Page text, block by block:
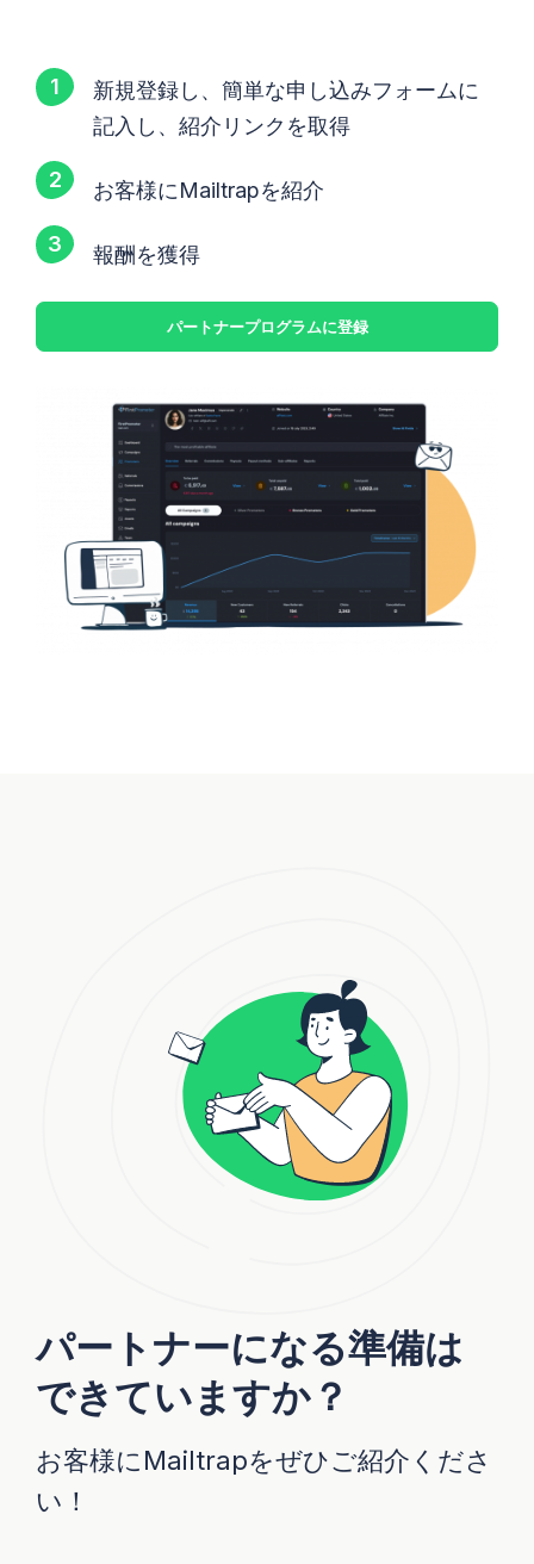
新規登録し、簡単な申し込みフォームに
記入し、紹介リンクを取得
お客様にMailtrapを紹介
報酬を獲得
パートナープログラムに登録
パートナーになる準備は
できていますか？
お客様にMailtrapをぜひご紹介くださ
い！